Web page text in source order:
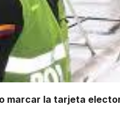
marcar la tarjeta